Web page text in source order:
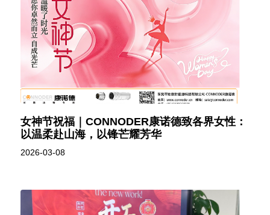
女神节祝福｜CONNODER康诺德致各界女性：
以温柔赴山海，以锋芒耀芳华
2026-03-08